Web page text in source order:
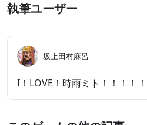
執筆ユーザー
坂上田村麻呂
​​I！LOVE！時雨ミト！！！！！